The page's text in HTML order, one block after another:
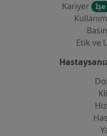
Kariyer
İşe
Etik ve